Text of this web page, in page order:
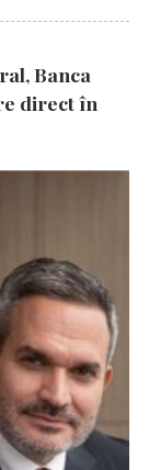
Banca
direct în